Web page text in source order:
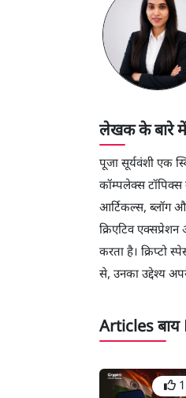
लेखक के बारे में
पूजा सूर्यवंशी एक
कॉम्पलेक्स टॉपिक्स
आर्टिकल्स, ब्लॉग
क्रिएटिव
करता है। क्रिप्टो
से, उनका उद्देश्य
Articles
1